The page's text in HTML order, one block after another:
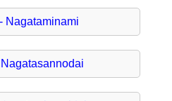
- Nagataminami